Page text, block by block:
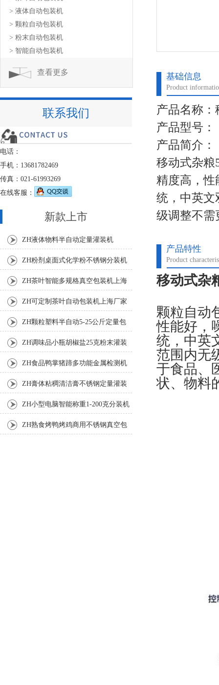
基础信息
Product
产品名称：
产品型号：
产品简介：
移动式杂粮
精度高，性
统，中英文
级调整不需
产品特性
Product
移动式杂
颗粒自动
性能好，
统，中英
范围内无
于食品、
状、物料
> 液体自动包装机
> 颗粒自动包装机
> 粉末自动包装机
> 智能自动包装机
查看更多
联系我们
电话：
手机：13681782469
传真：021-61993269
在线客服：
新款上市
ZH液体物料半自动定量灌装机
ZH粉剂桌面式化学粉不锈钢分装机
ZH茶叶智能多规格真空包装机上海
厂家 ZH可定制茶叶自动包装机上海厂家
ZH颗粒塑料半自动5-25公斤定量包
装机 ZH调味品小瓶胡椒盐25克粉末灌装
ZH食品鸭掌猪蹄多功能金属检测机
ZH膏体粘稠清洁膏不锈钢定量灌装
机厂家 ZH小型电脑智能称重1-200克分装机
ZH熟食烤鸭烤鸡商用不锈钢真空包